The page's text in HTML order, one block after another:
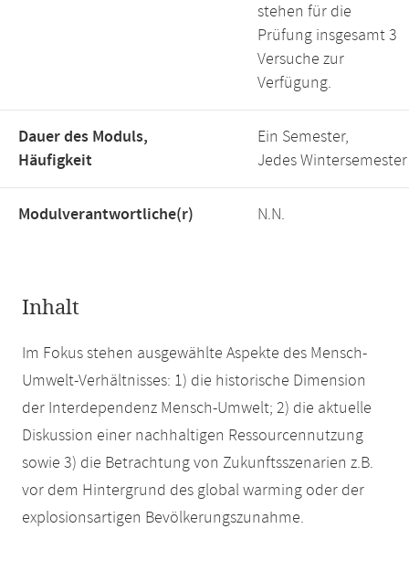
stehen für die
Prüfung insgesamt 3
Versuche zur
Verfügung.
Dauer des Moduls,
Häufigkeit
Ein Semester,
Jedes Wintersemester
Modulverantwortliche(r) N.N.
Inhalt
Im Fokus stehen ausgewählte Aspekte des Mensch-
Umwelt-Verhältnisses: 1) die historische Dimension
der Interdependenz Mensch-Umwelt; 2) die aktuelle
Diskussion einer nachhaltigen Ressourcennutzung
sowie 3) die Betrachtung von Zukunftsszenarien z.B.
vor dem Hintergrund des global warming oder der
explosionsartigen Bevölkerungszunahme.